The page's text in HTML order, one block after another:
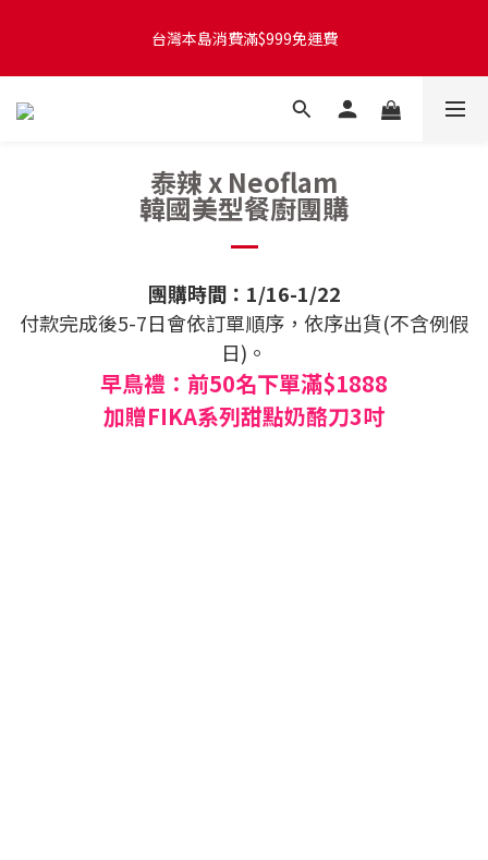
出貨
台灣本島消費滿$999免運費
台灣本島訂單將於付款完成後的下個工作天起，2~4個工作天完成
泰辣 x Neoflam
韓國美型餐廚團購
團購時間：1/16-1/22
付款完成後5-7日會依訂單順序，依序出貨(不含例假
日)。
早鳥禮：前50名下單滿$1888
加贈FIKA系列甜點奶酪刀3吋